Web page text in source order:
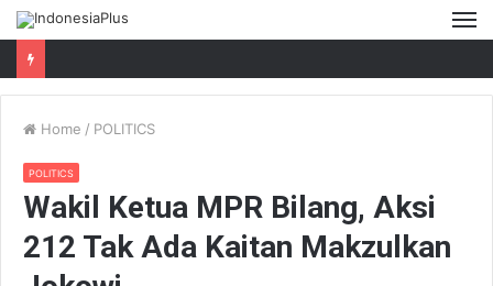
Home / POLITICS
POLITICS
Wakil Ketua MPR Bilang, Aksi
212 Tak Ada Kaitan Makzulkan